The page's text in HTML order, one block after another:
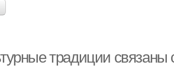
традиции связаны